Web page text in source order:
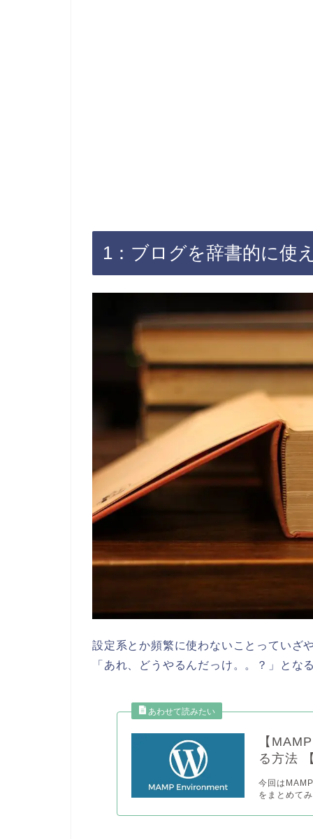
1：ブログを辞書的に使
設定系とか頻繁に使わないことっていざ
「あれ、どうやるんだっけ。。？」とな
【
る方法
今回は
をまとめて